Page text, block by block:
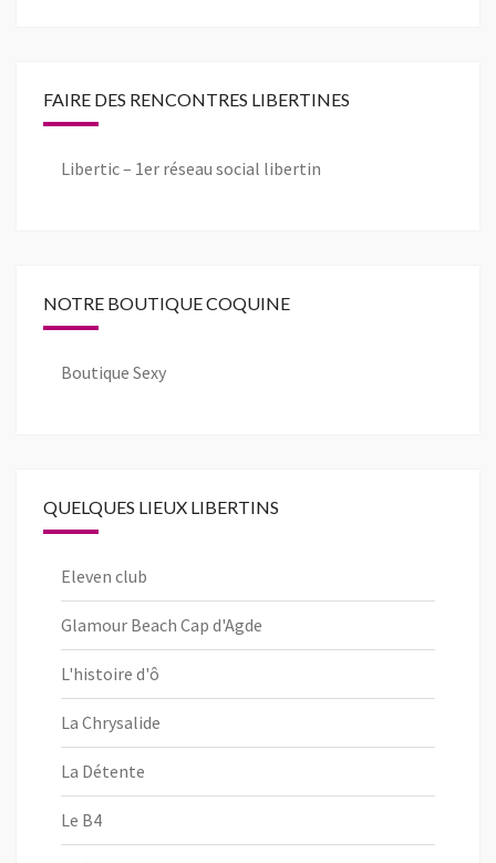
FAIRE DES RENCONTRES LIBERTINES
Libertic – 1er réseau social libertin
NOTRE BOUTIQUE COQUINE
Boutique Sexy
QUELQUES LIEUX LIBERTINS
Eleven club
Glamour Beach Cap d'Agde
L'histoire d'ô
La Chrysalide
La Détente
Le B4